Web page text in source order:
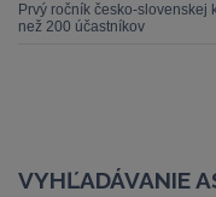
Prvý ročník česko-
než 200 účastníkov
VYHĽADÁVANIE